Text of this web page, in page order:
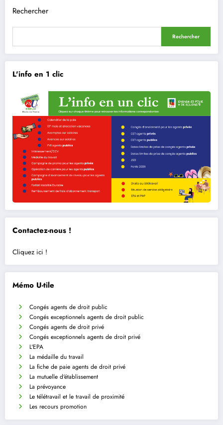
Rechercher
Rechercher
L'info en 1 clic
Contactez-nous !
Cliquez ici !
Mémo U-tile
Congés agents de droit public
Congés exceptionnels agents de droit public
Congés agents de droit privé
Congés exceptionnels agents de droit privé
L'EPA
La médaille du travail
La fiche de paie agents de droit privé
La mutuelle d'établissement
La prévoyance
Le télétravail et le travail de proximité
Les recours promotion